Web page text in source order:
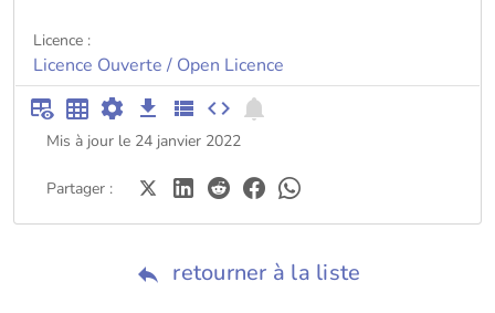
Licence :
Licence Ouverte / Open Licence
Mis à jour le 24 janvier 2022
Partager :
retourner à la liste